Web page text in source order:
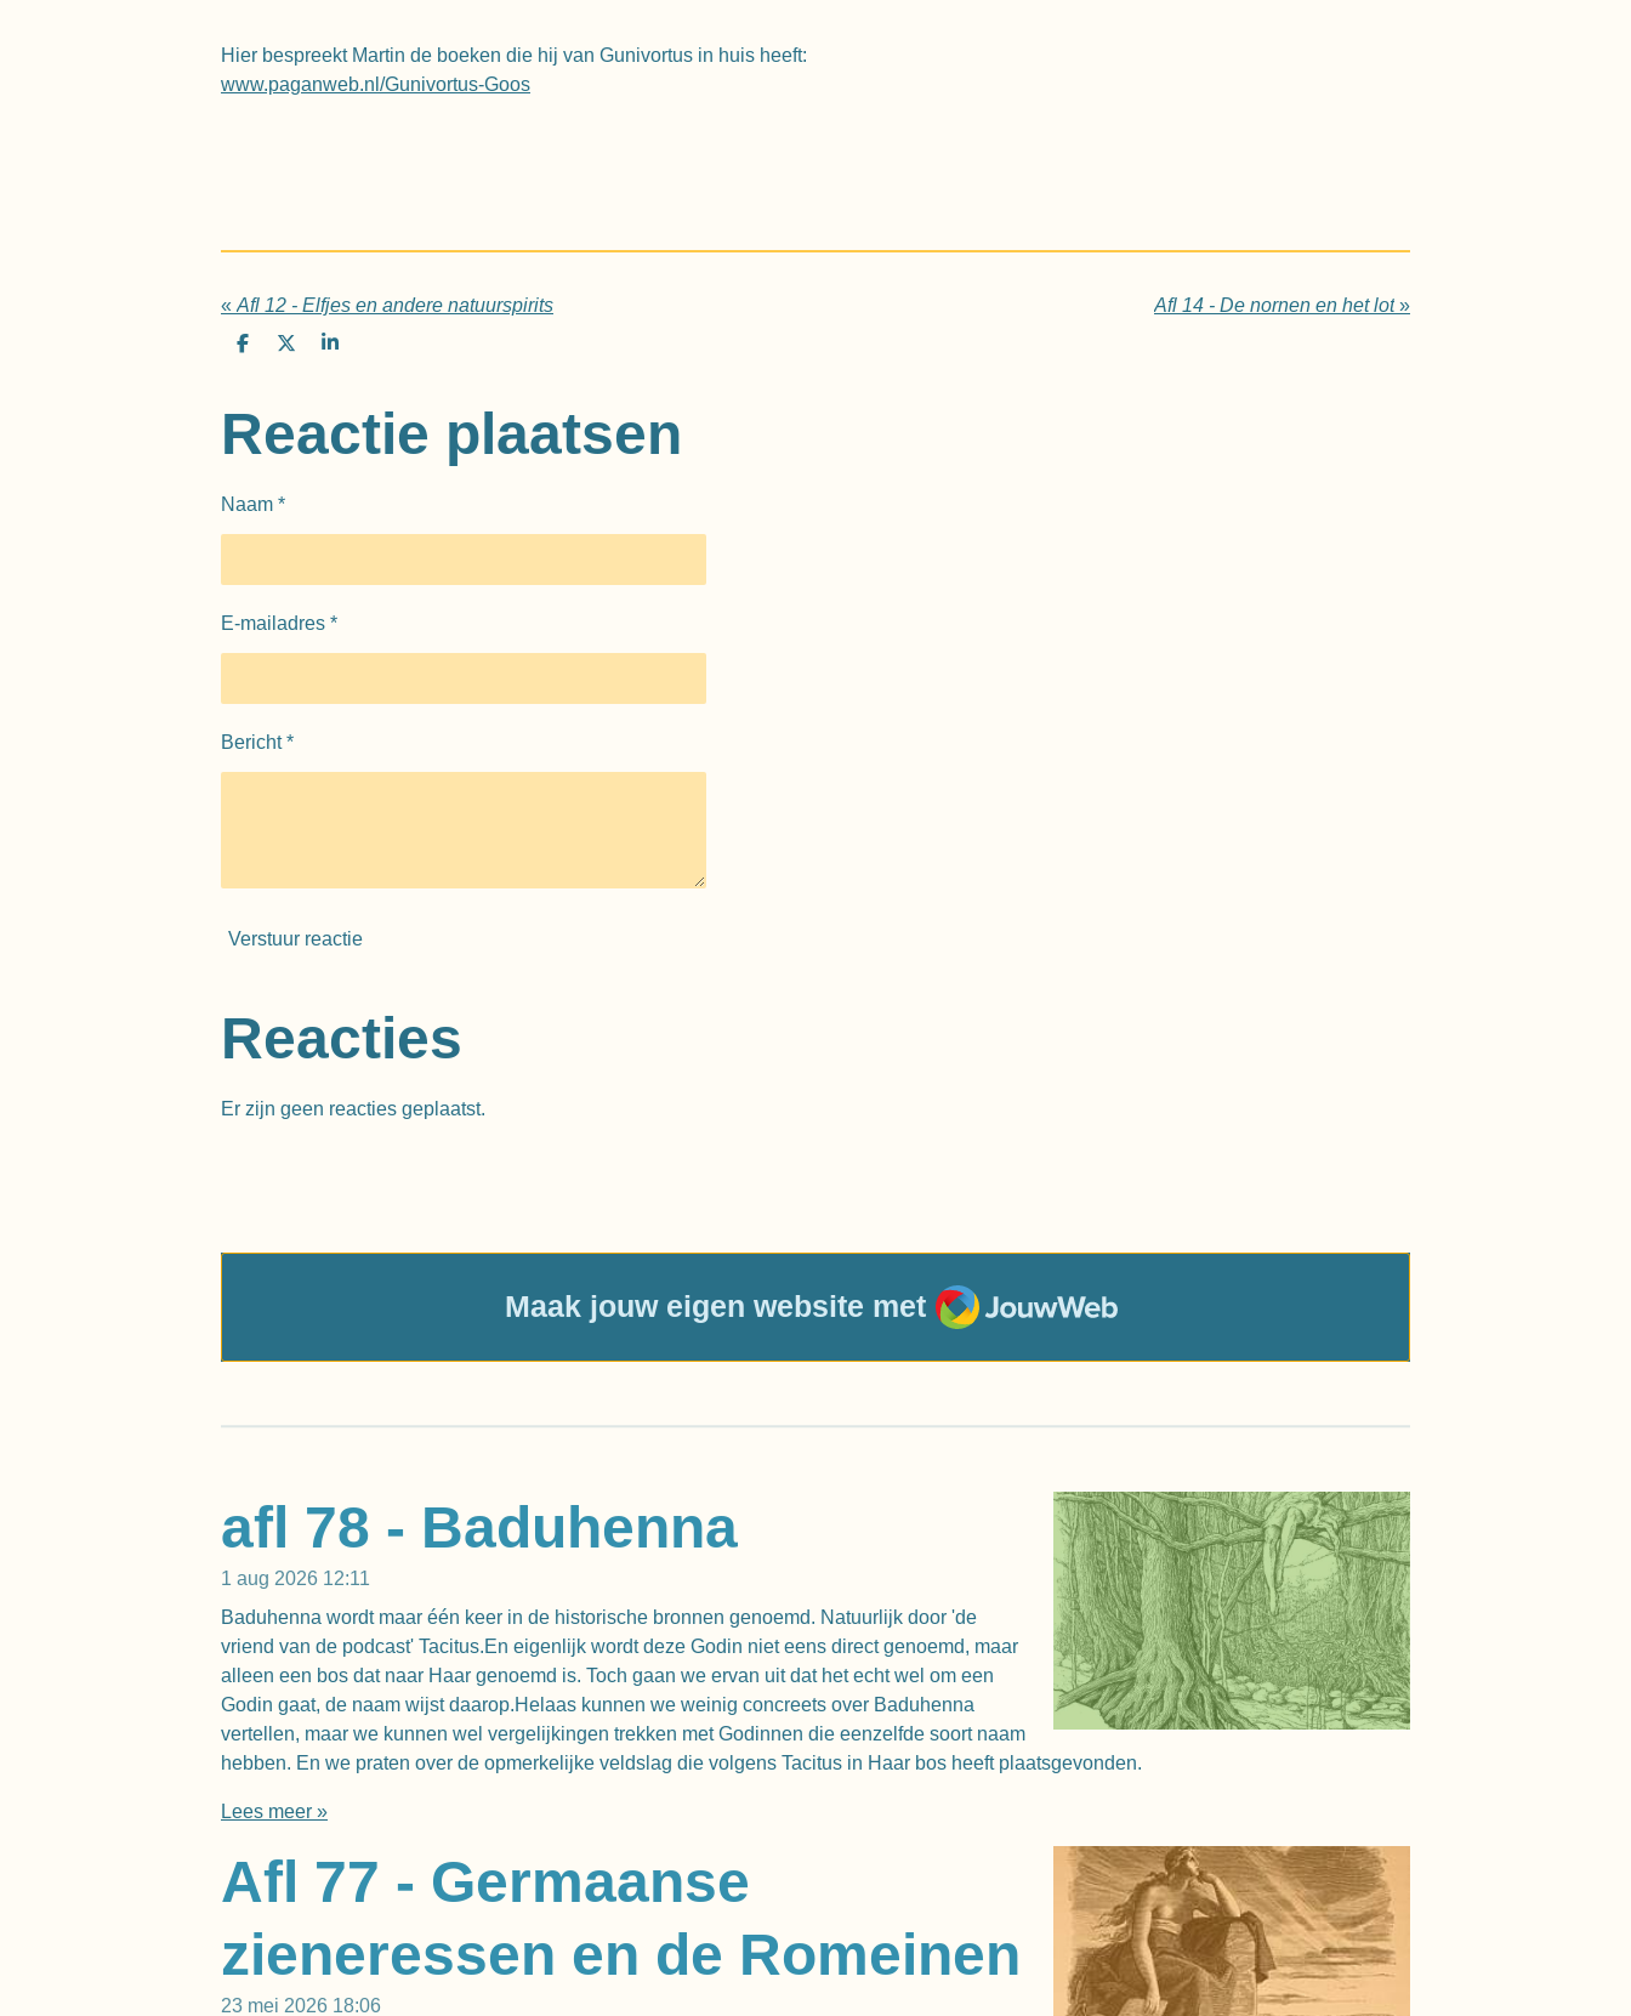
Hier bespreekt Martin de boeken die hij van Gunivortus in huis heeft:
www.paganweb.nl/Gunivortus-Goos
« Afl 12 - Elfjes en andere natuurspirits Afl 14 - De nornen en het lot »
D
n
D
S
e
Reactie plaatsen
Naam *
E-mailadres *
Bericht *
Verstuur reactie
Reacties
Er zijn geen reacties geplaatst.
Maak jouw eigen website met JouwWeb
afl 78 - Baduhenna
1 aug 2026 12:11
Baduhenna wordt maar één keer in de historische bronnen genoemd. Natuurlijk door 'de
vriend van de podcast' Tacitus.En eigenlijk wordt deze Godin niet eens direct genoemd, maar
alleen een bos dat naar Haar genoemd is. Toch gaan we ervan uit dat het echt wel om een
Godin gaat, de naam wijst daarop.Helaas kunnen we weinig concreets over Baduhenna
vertellen, maar we kunnen wel vergelijkingen trekken met Godinnen die eenzelfde soort naam
hebben. En we praten over de opmerkelijke veldslag die volgens Tacitus in Haar bos heeft plaatsgevonden.
Lees meer »
Afl 77 - Germaanse
zieneressen en de Romeinen
23 mei 2026 18:06